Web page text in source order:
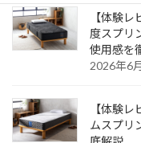
【体験
度スプリ
使用感を
2026年6
【体験
ムスプリ